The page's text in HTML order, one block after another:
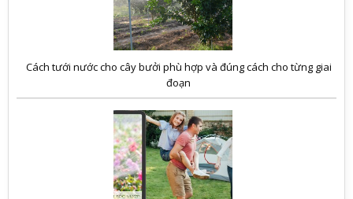
Cách tưới nước cho cây bưởi phù hợp và đúng cách cho từng giai
đoạn